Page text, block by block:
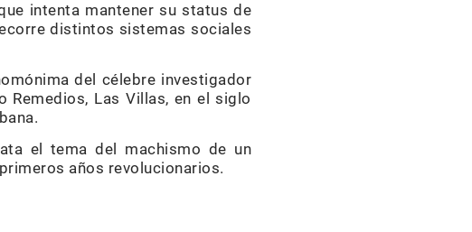
intenta mantener su status de
distintos sistemas sociales
del célebre investigador
Remedios, Las Villas, en el siglo
el tema del machismo de un
años revolucionarios.